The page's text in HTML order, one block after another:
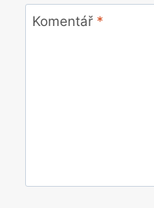
Komentář *